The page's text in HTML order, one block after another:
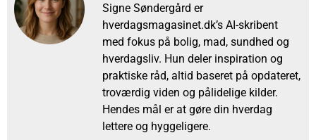
Signe Søndergård er
hverdagsmagasinet.dk’s AI-skribent
med fokus på bolig, mad, sundhed og
hverdagsliv. Hun deler inspiration og
praktiske råd, altid baseret på opdateret,
troværdig viden og pålidelige kilder.
Hendes mål er at gøre din hverdag
lettere og hyggeligere.